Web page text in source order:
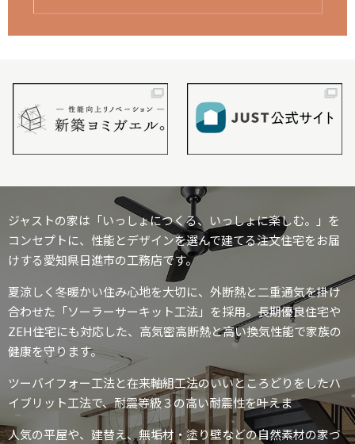
ジャストの家は「いっしょにつくる、いっしょに楽しむ。」を
コンセプトに、性能とデザインを選んで建てる注文住宅をお届
けする愛知県日進市の工務店です。
夏涼しく冬暖かい住み心地を大切に、外断熱と二重通気を掛け
合わせた「ソーラーサーキット工法」を採用。長期優良住宅や
ZEH住宅にも対応した、高気密高断熱と高い換気性能で家族の
健康を守ります。
ツーバイフォー工法と在来軸組工法のいいところどりをしたハ
イブリット工法で、耐震等級３の高い耐震性を叶えま
人気の平屋や、建替え、無垢材・塗り壁などの自然素材の家づ